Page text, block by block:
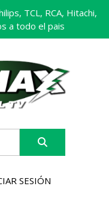
TCL, RCA, Hitachi,
a todo el pais
SESIÓN